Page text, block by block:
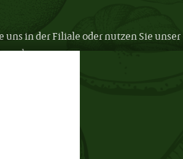
uns in der Filiale oder nutzen Sie unser